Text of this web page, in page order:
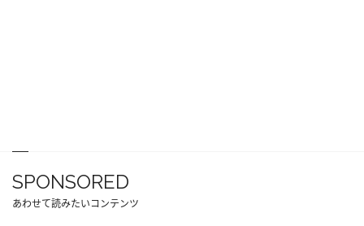
SPONSORED
あわせて読みたいコンテンツ